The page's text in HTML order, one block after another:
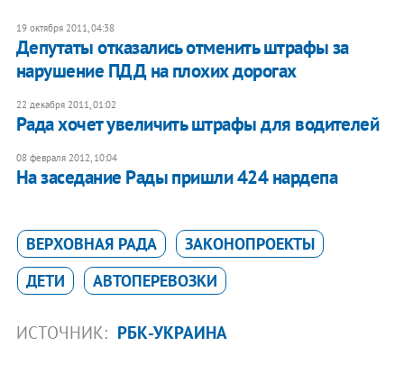
19 октября 2011, 04:38
Депутаты отказались отменить штрафы за
нарушение ПДД на плохих дорогах
22 декабря 2011, 01:02
​Рада хочет увеличить штрафы для водителей
08 февраля 2012, 10:04
​На заседание Рады пришли 424 нардепа
ВЕРХОВНАЯ РАДА
ЗАКОНОПРОЕКТЫ
ДЕТИ
АВТОПЕРЕВОЗКИ
ИСТОЧНИК: РБК-УКРАИНА